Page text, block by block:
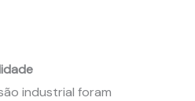
industrial foram